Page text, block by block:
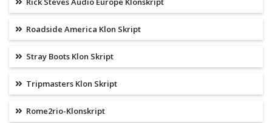
Roadside America Klon Skript
Stray Boots Klon Skript
Tripmasters Klon Skript
Rome2rio-Klonskript